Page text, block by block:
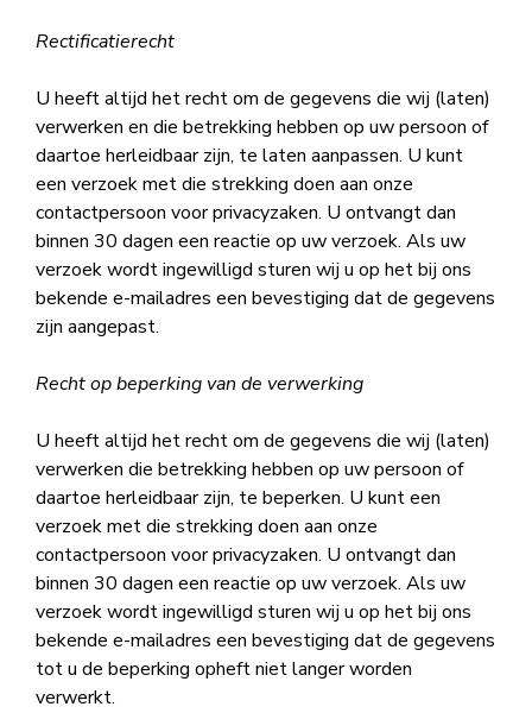
Rectificatierecht
U heeft altijd het recht om de gegevens die wij (laten)
verwerken en die betrekking hebben op uw persoon of
daartoe herleidbaar zijn, te laten aanpassen. U kunt
een verzoek met die strekking doen aan onze
contactpersoon voor privacyzaken. U ontvangt dan
binnen 30 dagen een reactie op uw verzoek. Als uw
verzoek wordt ingewilligd sturen wij u op het bij ons
bekende e-mailadres een bevestiging dat de gegevens
zijn aangepast.
Recht op beperking van de verwerking
U heeft altijd het recht om de gegevens die wij (laten)
verwerken die betrekking hebben op uw persoon of
daartoe herleidbaar zijn, te beperken. U kunt een
verzoek met die strekking doen aan onze
contactpersoon voor privacyzaken. U ontvangt dan
binnen 30 dagen een reactie op uw verzoek. Als uw
verzoek wordt ingewilligd sturen wij u op het bij ons
bekende e-mailadres een bevestiging dat de gegevens
tot u de beperking opheft niet langer worden
verwerkt.